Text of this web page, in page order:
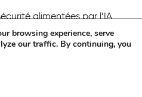
alimentées par l’IA
toutes sophistiquées et
contre les
toutes d’un grand
de capacités qui vous
browsing experience, serve
our traffic. By continuing, you